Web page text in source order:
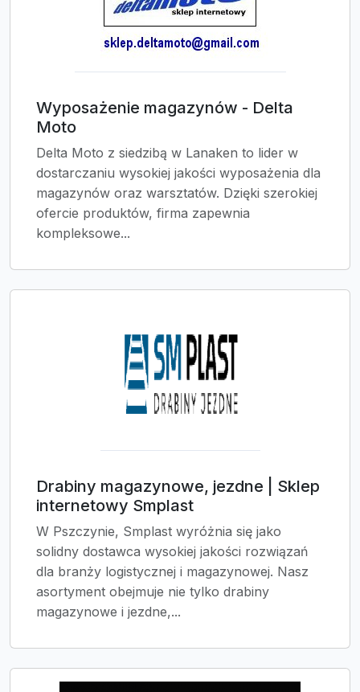
Wyposażenie magazynów - Delta
Moto
Delta Moto z siedzibą w Lanaken to lider w
dostarczaniu wysokiej jakości wyposażenia dla
magazynów oraz warsztatów. Dzięki szerokiej
ofercie produktów, firma zapewnia
kompleksowe...
Drabiny magazynowe, jezdne | Sklep
internetowy Smplast
W Pszczynie, Smplast wyróżnia się jako
solidny dostawca wysokiej jakości rozwiązań
dla branży logistycznej i magazynowej. Nasz
asortyment obejmuje nie tylko drabiny
magazynowe i jezdne,...